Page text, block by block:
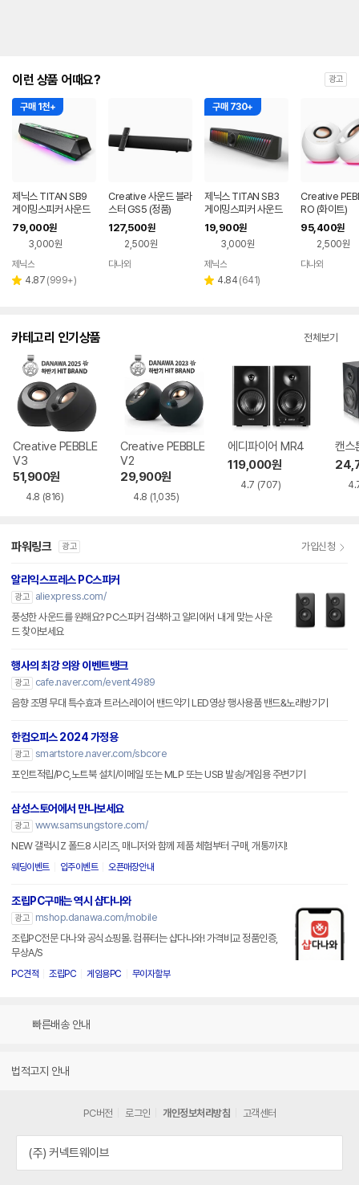
이런 상품 어때요? 광고
구매 1천+
제닉스 TITAN SB9
게이밍스피커 사운드
바 컴퓨터스피커
79,000원
3,000원
페이
제닉스
별 4.87 리
(999+)
Creative 사운드 블라
스터 GS5 (정품)
127,500원
2,500원
다나와
구매 730+
제닉스 TITAN SB3
게이밍스피커 사운드
바 컴퓨터스피커
19,900원
3,000원
페이
제닉스
별 4.84 리
(641)
Creative
RO (화이트)
95,400원
2,500원
다나와
카테고리 인기상품 전체보기
Creative PEBBLE
V3
51,900원
4.8 (816)
Creative PEBBLE
V2
29,900원
4.8 (1,035)
에디파이어 MR4
119,000원
4.7 (707)
캔스
파워링크 광고 가입신청
알리익스프레스 PC스피커
광고
aliexpress.com/
풍성한 사운드를 원해요? PC스피커 검색하고 알리에서 내게 맞는 사운
드 찾아보세요
행사의 최강 의왕 이벤트뱅크
광고
cafe.naver.com/event4989
음향 조명 무대 특수효과 트러스레이어 밴드악기 LED영상 행사용품 밴드&노래방기기
한컴오피스 2024 가정용
광고 smartstore.naver.com/sbcore
포인트적립/PC,노트북 설치/이메일 또는 MLP 또는 USB 발송/게임용 주변기기
삼성스토어에서 만나보세요
광고 www.samsungstore.com/
NEW 갤럭시Z 폴드8 시리즈, 매니저와 함께 제품 체험부터 구매, 개통까지!
웨딩이벤트 입주이벤트 오픈매장안내
조립PC구매는 역시 샵다나와
광고
mshop.danawa.com/mobile
조립PC전문 다나와 공식쇼핑몰. 컴퓨터는 샵다나와! 가격비교 정품인증,
무상A/S
PC견적 조립PC 게임용PC 무이자할부
빠른배송 안내
법적고지 안내
PC버전 로그인 개인정보처리방침 고객센터
(주) 커넥트웨이브